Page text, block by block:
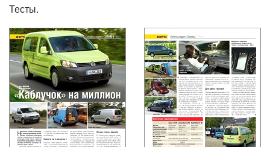
Тесты.